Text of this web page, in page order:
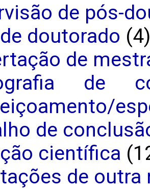
de pós-
doutorado (4)
de
de
de
científica
de outra